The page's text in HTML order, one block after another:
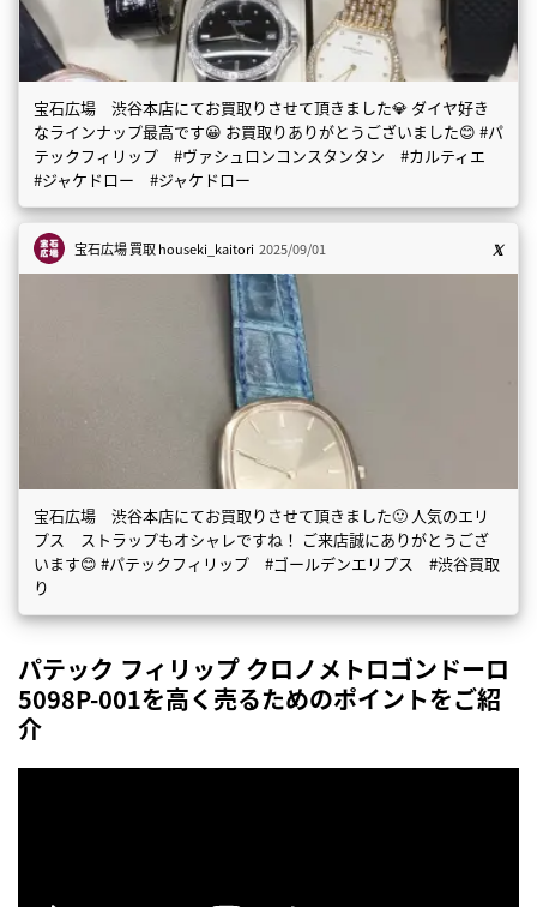
宝石広場 渋谷本店にてお買取りさせて頂きました💎 ダイヤ好き
なラインナップ最高です😀 お買取りありがとうございました😊 #パ
テックフィリップ #ヴァシュロンコンスタンタン #カルティエ
#ジャケドロー #ジャケドロー
宝石広場 買取houseki_kaitori 2025/09/01
宝石広場 渋谷本店にてお買取りさせて頂きました🙂 人気のエリ
プス ストラップもオシャレですね！ ご来店誠にありがとうござ
います😊 #パテックフィリップ #ゴールデンエリプス #渋谷買取
り
パテック フィリップ クロノメトロゴンドーロ
5098P-001を高く売るためのポイントをご紹
介